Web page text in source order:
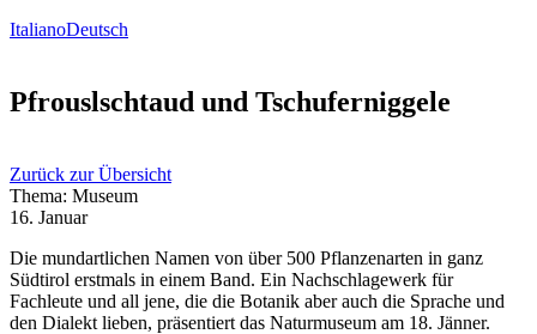
ItalianoDeutsch
Pfrouslschtaud und Tschuferniggele
Zurück zur Übersicht
Thema: Museum
16. Januar
Die mundartlichen Namen von über 500 Pflanzenarten in ganz
Südtirol erstmals in einem Band. Ein Nachschlagewerk für
Fachleute und all jene, die die Botanik aber auch die Sprache und
den Dialekt lieben, präsentiert das Naturmuseum am 18. Jänner.